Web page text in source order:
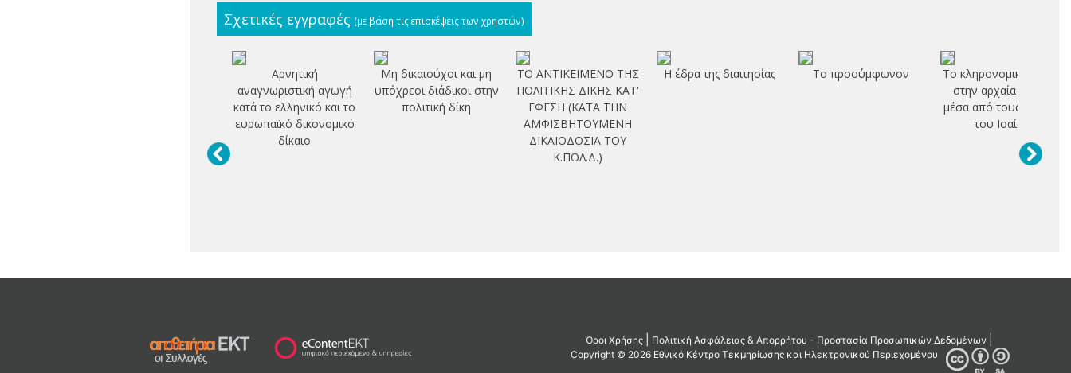
Σχετικές εγγραφές (με βάση τις επισκέψεις των χρηστών)
Αρνητική
αναγνωριστική αγωγή
κατά το ελληνικό και το
ευρωπαϊκό δικονομικό
δίκαιο
Μη δικαιούχοι και μη
υπόχρεοι διάδικοι στην
πολιτική δίκη
ΤΟ ΑΝΤΙΚΕΙΜΕΝΟ ΤΗΣ
ΠΟΛΙΤΙΚΗΣ ΔΙΚΗΣ ΚΑΤ'
ΕΦΕΣΗ (ΚΑΤΑ ΤΗΝ
ΑΜΦΙΣΒΗΤΟΥΜΕΝΗ
ΔΙΚΑΙΟΔΟΣΙΑ ΤΟΥ
Κ.ΠΟΛ.Δ.)
Η έδρα της διαιτησίας Το προσύμφωνον
Το κληρονομικό δίκαιο
στην αρχαία Αθήνα
μέσα από τους λόγους
του Ισαίου